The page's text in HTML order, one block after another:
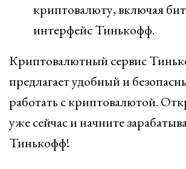
криптовалюту, включая
интерфейс Тинькофф.
Криптовалютный сервис
предлагает удобный и
работать с криптовалютой.
уже сейчас и начните
Тинькофф!